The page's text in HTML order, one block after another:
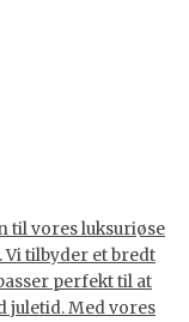
til vores luksuriøse
tilbyder et bredt
perfekt til at
juletid. Med vores